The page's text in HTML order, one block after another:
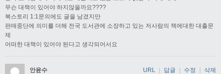
무슨 대책이 있어야 하지않을까요????
북스토리 1:1문의에도 글을 남겼지만
판매중단에 의미를 더해 전국 도서관에 소장하고 있는 저사람의 책에대한 대출문
제
어떠한 대책이 있어야 된다고 생각되어서요
안윤수 URL | 답글 | 수정 | 삭제